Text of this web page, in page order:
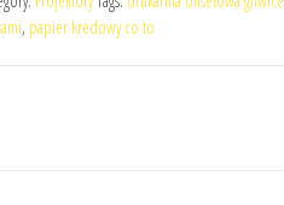
, papier kredowy co to